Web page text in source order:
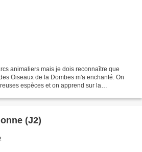
animaliers mais je dois reconnaître que
Oiseaux de la Dombes m'a enchanté. On
espèces et on apprend sur la
(J2)